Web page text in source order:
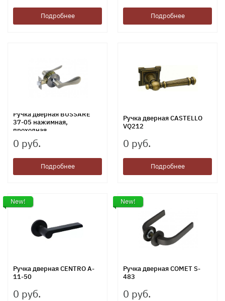
Подробнее Подробнее
Ручка дверная BUSSARE
37-05 нажимная,
проходная
0 руб.
Подробнее
Ручка дверная CASTELLO
VQ212
0 руб.
Подробнее
New!
Ручка дверная CENTRO A-
11-50
0 руб.
New!
Ручка дверная COMET S-
483
0 руб.